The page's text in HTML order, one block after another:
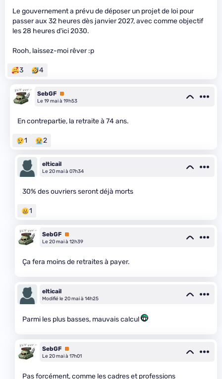
Le gouvernement a prévu de déposer un projet de loi pour
passer aux 32 heures dès janvier 2027, avec comme objectif
les 28 heures d'ici 2030.
Rooh, laissez-moi rêver :p
3 4
SebGF Premium
Le 19 mai à 19h53
En contrepartie, la retraite à 74 ans.
1 2
elticail
Le 20 mai à 07h34
30% des ouvriers seront déjà morts
1
SebGF Premium
Le 20 mai à 12h39
Ça fera moins de retraites à payer.
elticail
Modifié le 20 mai à 14h25
Parmi les plus basses, mauvais calcul
SebGF Premium
Le 20 mai à 17h01
Pas forcément, comme les cadres et professions